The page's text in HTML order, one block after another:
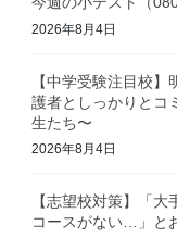
2026年8月4日
【中学受験注目校
護者としっかりとコ
生たち〜
2026年8月4日
【志望校対策】「
コースがない…」と